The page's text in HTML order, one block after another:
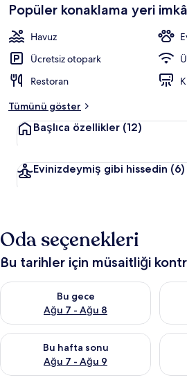
Popüler konaklama yeri
Havuz
Ücretsiz otopark
Restoran
Tümünü göster
Başlıca özellikler (12)
Evinizdeymiş gibi hissedin (6)
Oda seçenekleri
Bu tarihler için müsaitliği
Bu gece
Ağu 7 - Ağu 8
Bu gece için müsaitliği kontrol et Ağu
Bu hafta sonu
Ağu 7 - Ağu 9
Bu hafta sonu için müsaitliği kontrol